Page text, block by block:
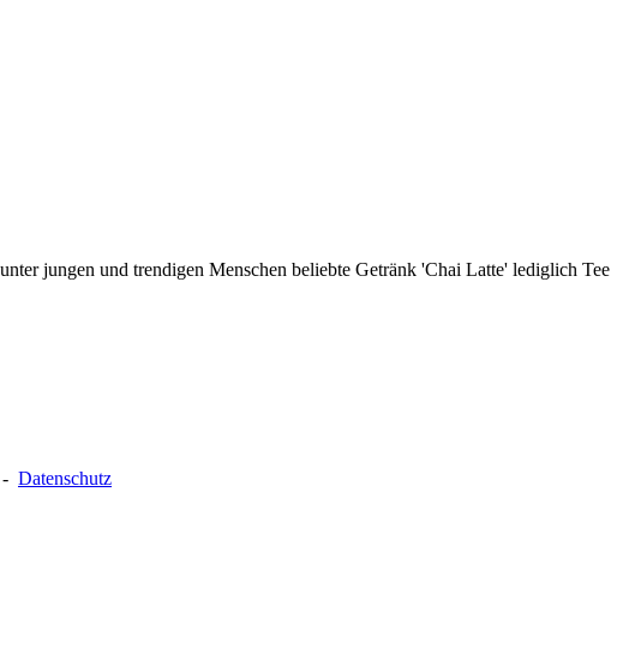
jungen und trendigen Menschen beliebte Getränk 'Chai Latte' lediglich Tee
- Datenschutz